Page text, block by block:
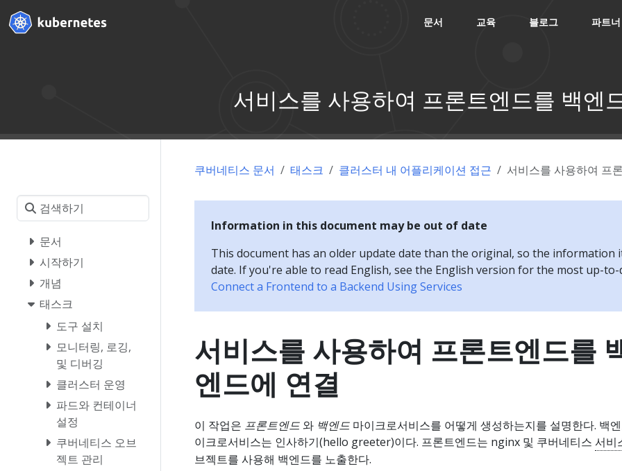
문서 교육 블로그 파트너
서비스를 사용하여 프론트엔드를 백엔
문서
시작하기
개념
태스크
도구 설치
모니터링, 로깅,
및 디버깅
클러스터 운영
파드와 컨테이너
설정
쿠버네티스 오브
젝트 관리
쿠버네티스 문서 태스크 클러스터 내 어플리케이션 접근 서비스를 사용하여 프
Information in this document may be out of date
This document has an older update date than the original, so the information
date. If you're able to read English, see the English version for the most up-
Connect a Frontend to a Backend Using Services
서비스를 사용하여 프론트엔드를
엔드에 연결
이 작업은 프론트엔드 와 백엔드 마이크로서비스를 어떻게 생성하는지를 설명한다. 백
이크로서비스는 인사하기(hello greeter)이다. 프론트엔드는 nginx 및 쿠버네티스 서비
브젝트를 사용해 백엔드를 노출한다.